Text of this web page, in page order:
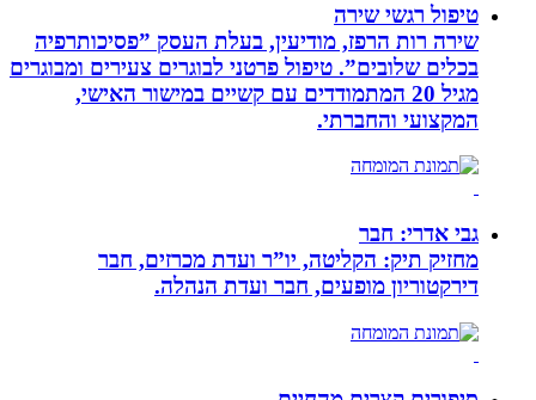
טיפול רגשי שירה
שירה רות הרפז, מודיעין, בעלת העסק ”פסיכותרפיה
בכלים שלובים”. טיפול פרטני לבוגרים צעירים ומבוגרים
מגיל 20 המתמודדים עם קשיים במישור האישי,
המקצועי והחברתי.
גבי אדרי: חבר
מחזיק תיק: הקליטה, יו”ר ועדת מכרזים, חבר
דירקטוריון מופעים, חבר ועדת הנהלה.